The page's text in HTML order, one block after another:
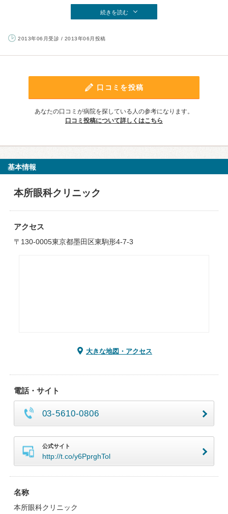
続きを読む
2013年06月受診 / 2013年06月投稿
口コミを投稿
あなたの口コミが病院を探している人の参考になります。
口コミ投稿について詳しくはこちら
基本情報
本所眼科クリニック
アクセス
〒130-0005東京都墨田区東駒形4-7-3
大きな地図・アクセス
電話・サイト
03-5610-0806
公式サイト
http://t.co/y6PprghTol
名称
本所眼科クリニック